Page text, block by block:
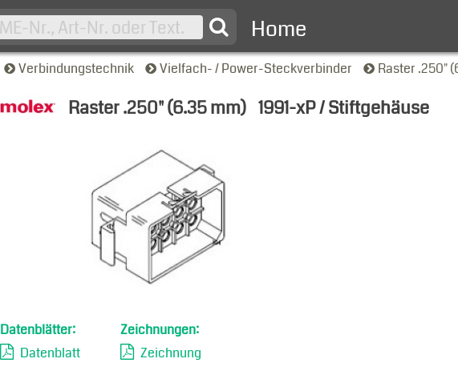
Home
Verbindungstechnik Vielfach- / Power-Steckverbinder Raster .250"
Raster .250" (6.35 mm) 1991-xP / Stiftgehäuse
Typen-Ansicht
Datenblätter:
Datenblatt
Zeichnungen:
Zeichnung